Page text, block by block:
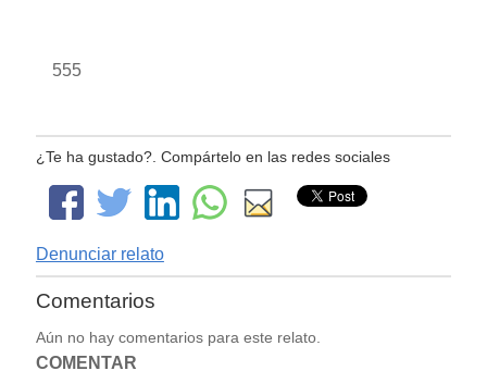
555
¿Te ha gustado?. Compártelo en las redes sociales
Denunciar relato
Comentarios
Aún no hay comentarios para este relato.
COMENTAR